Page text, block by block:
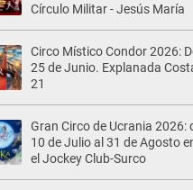
Círculo Militar - Jesús María
Circo Místico Condor 2026:
25 de Junio. Explanada
21
Gran Circo de Ucrania 2026:
10 de Julio al 31 de Agosto
el Jockey Club-Surco